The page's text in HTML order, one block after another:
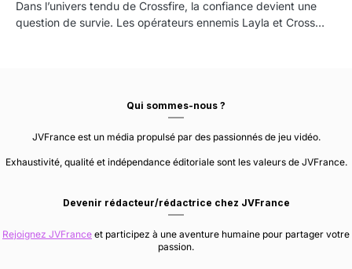
Dans l’univers tendu de Crossfire, la confiance devient une
question de survie. Les opérateurs ennemis Layla et Cross…
Qui sommes-nous ?
JVFrance est un média propulsé par des passionnés de jeu vidéo.
Exhaustivité, qualité et indépendance éditoriale sont les valeurs de JVFrance.
Devenir rédacteur/rédactrice chez JVFrance
Rejoignez JVFrance et participez à une aventure humaine pour partager votre
passion.